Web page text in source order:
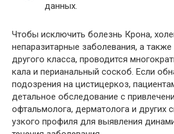
данных.
Чтобы исключить болезнь Крона,
непаразитарные заболевания, а также
другого класса, проводится
кала и перианальный соскоб. Если
подозрения на цистицеркоз,
детальное обследование с
офтальмолога, дерматолога и других
узкого профиля для выявления